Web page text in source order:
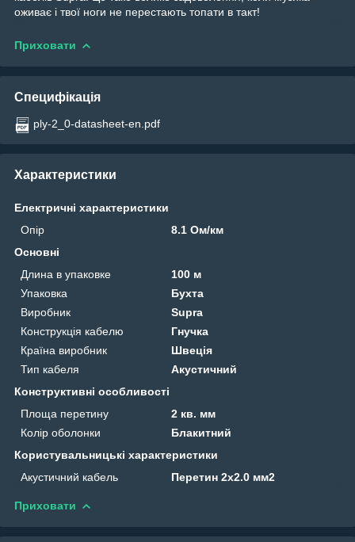
оживає і твої ноги не перестають топати в такт!
Приховати
Специфікація
ply-2_0-datasheet-en.pdf
Характеристики
Електричні характеристики
Опір
8.1 Ом/км
Основні
Длина в упаковке
100 м
Упаковка
Бухта
Виробник
Supra
Конструкція кабелю
Гнучка
Країна виробник
Швеція
Тип кабеля
Акустичний
Конструктивні особливості
Площа перетину
2 кв. мм
Колір оболонки
Блакитний
Користувальницькі характеристики
Акустичний кабель
Перетин 2x2.0 мм2
Приховати